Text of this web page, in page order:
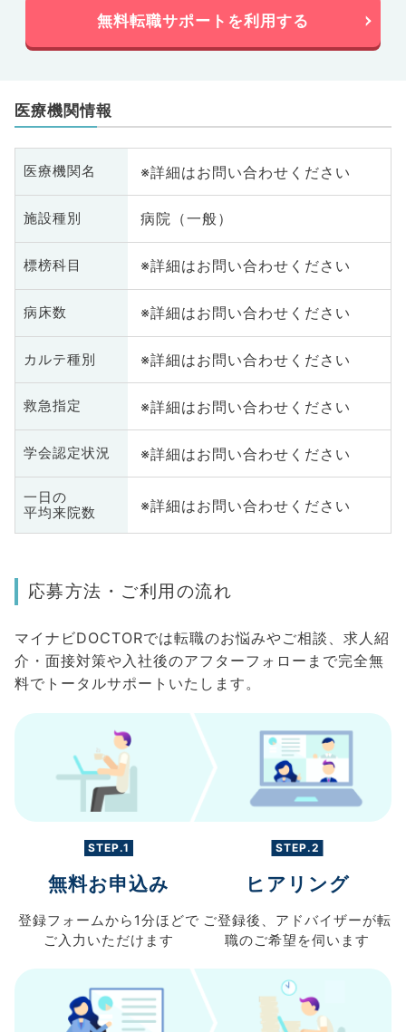
無料転職サポートを利用する
医療機関情報
医療機関名 ※詳細はお問い合わせください
施設種別 病院（一般）
標榜科目 ※詳細はお問い合わせください
病床数 ※詳細はお問い合わせください
カルテ種別 ※詳細はお問い合わせください
救急指定 ※詳細はお問い合わせください
学会認定状況 ※詳細はお問い合わせください
一日の
平均来院数
※詳細はお問い合わせください
応募方法・ご利用の流れ
マイナビDOCTORでは転職のお悩みやご相談、求人紹
介・面接対策や入社後のアフターフォローまで完全無
料でトータルサポートいたします。
STEP.1
無料お申込み
登録フォームから 1分ほどで
ご入力 いただけます
STEP.2
ヒアリング
ご登録後、 アドバイザーが転
職のご希望を伺います